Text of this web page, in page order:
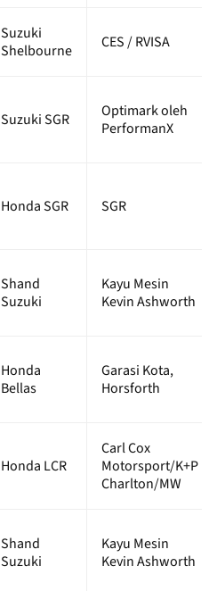
Suzuki
Shelbourne
CES / RVISA
Suzuki SGR
Optimark oleh
PerformanX
Honda SGR SGR
Shand
Suzuki
Kayu Mesin
Kevin Ashworth
Honda
Bellas
Garasi Kota,
Horsforth
Honda LCR
Carl Cox
Motorsport/K+P
Charlton/MW
Shand
Suzuki
Kayu Mesin
Kevin Ashworth